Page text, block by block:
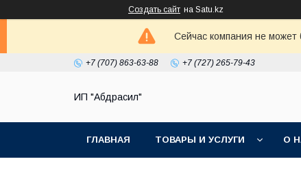
Создать сайт на Satu.kz
Сейчас компания не может
+7 (707) 863-63-88 +7 (727) 265-79-43
ИП "Абдрасил"
ГЛАВНАЯ ТОВАРЫ И УСЛУГИ О